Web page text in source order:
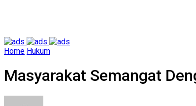
Home Hukum
Masyarakat Semangat